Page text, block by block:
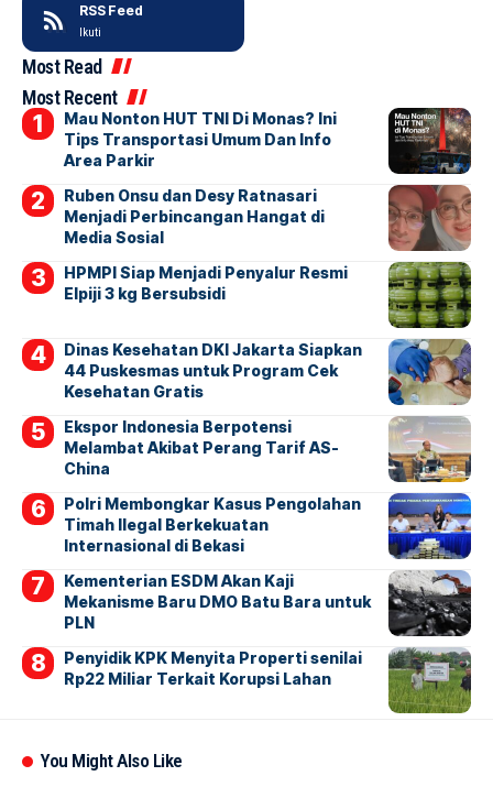
RSS Feed
Ikuti
Most Read
Most Recent
Mau Nonton HUT TNI Di Monas? Ini
Tips Transportasi Umum Dan Info
Area Parkir
Ruben Onsu dan Desy Ratnasari
Menjadi Perbincangan Hangat di
Media Sosial
HPMPI Siap Menjadi Penyalur Resmi
Elpiji 3 kg Bersubsidi
Dinas Kesehatan DKI Jakarta Siapkan
44 Puskesmas untuk Program Cek
Kesehatan Gratis
Ekspor Indonesia Berpotensi
Melambat Akibat Perang Tarif AS-
China
Polri Membongkar Kasus Pengolahan
Timah Ilegal Berkekuatan
Internasional di Bekasi
Kementerian ESDM Akan Kaji
Mekanisme Baru DMO Batu Bara untuk
PLN
Penyidik KPK Menyita Properti senilai
Rp22 Miliar Terkait Korupsi Lahan
You Might Also Like